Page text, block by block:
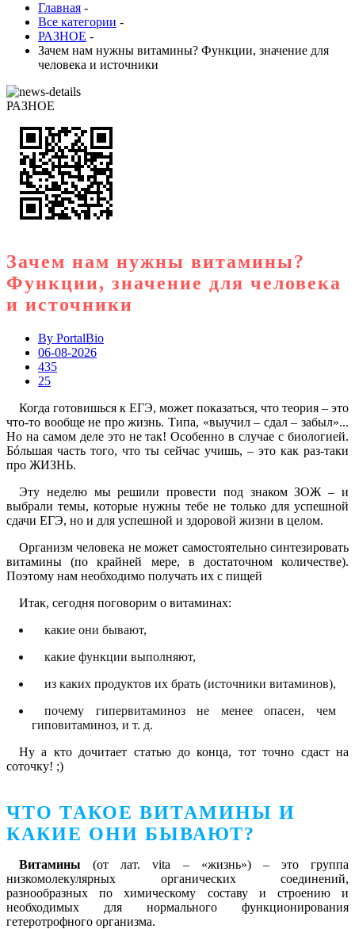
Главная -
Все категории -
РАЗНОЕ -
Зачем нам нужны витамины? Функции, значение для
человека и источники
РАЗНОЕ
Зачем нам нужны витамины?
Функции, значение для человека
и источники
By PortalBio
06-08-2026
435
25
Когда готовишься к ЕГЭ, может показаться, что теория – это
что-то вообще не про жизнь. Типа, «выучил – сдал – забыл»...
Но на самом деле это не так! Особенно в случае с биологией.
Бóльшая часть того, что ты сейчас учишь, – это как раз-таки
про ЖИЗНЬ.
Эту неделю мы решили провести под знаком ЗОЖ – и
выбрали темы, которые нужны тебе не только для успешной
сдачи ЕГЭ, но и для успешной и здоровой жизни в целом.
Организм человека не может самостоятельно синтезировать
витамины (по крайней мере, в достаточном количестве).
Поэтому нам необходимо получать их с пищей
Итак, сегодня поговорим о витаминах:
какие они бывают,
какие функции выполняют,
из каких продуктов их брать (источники витаминов),
почему гипервитаминоз не менее опасен, чем
гиповитаминоз, и т. д.
Ну а кто дочитает статью до конца, тот точно сдаст на
соточку! ;)
ЧТО ТАКОЕ ВИТАМИНЫ И
КАКИЕ ОНИ БЫВАЮТ?
Витамины(от лат. vita – «жизнь») – это группа
низкомолекулярных органических соединений,
разнообразных по химическому составу и строению и
необходимых для нормального функционирования
гетеротрофного организма.